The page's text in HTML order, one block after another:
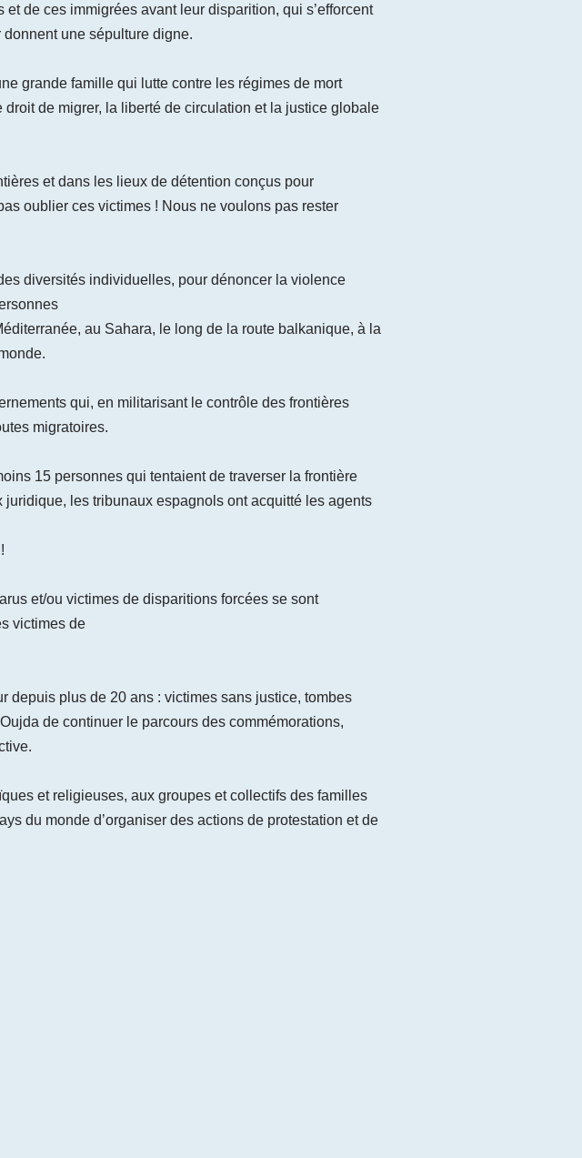
de ces immigrées avant leur disparition, qui s’efforcent
une sépulture digne.
grande famille qui lutte contre les régimes de mort
de migrer, la liberté de circulation et la justice globale
et dans les lieux de détention conçus pour
oublier ces victimes ! Nous ne voulons pas rester
diversités individuelles, pour dénoncer la violence
au Sahara, le long de la route balkanique, à la
qui, en militarisant le contrôle des frontières
migratoires.
15 personnes qui tentaient de traverser la frontière
les tribunaux espagnols ont acquitté les agents
et/ou victimes de disparitions forcées se sont
victimes de
depuis plus de 20 ans : victimes sans justice, tombes
de continuer le parcours des commémorations,
et religieuses, aux groupes et collectifs des familles
du monde d’organiser des actions de protestation et de